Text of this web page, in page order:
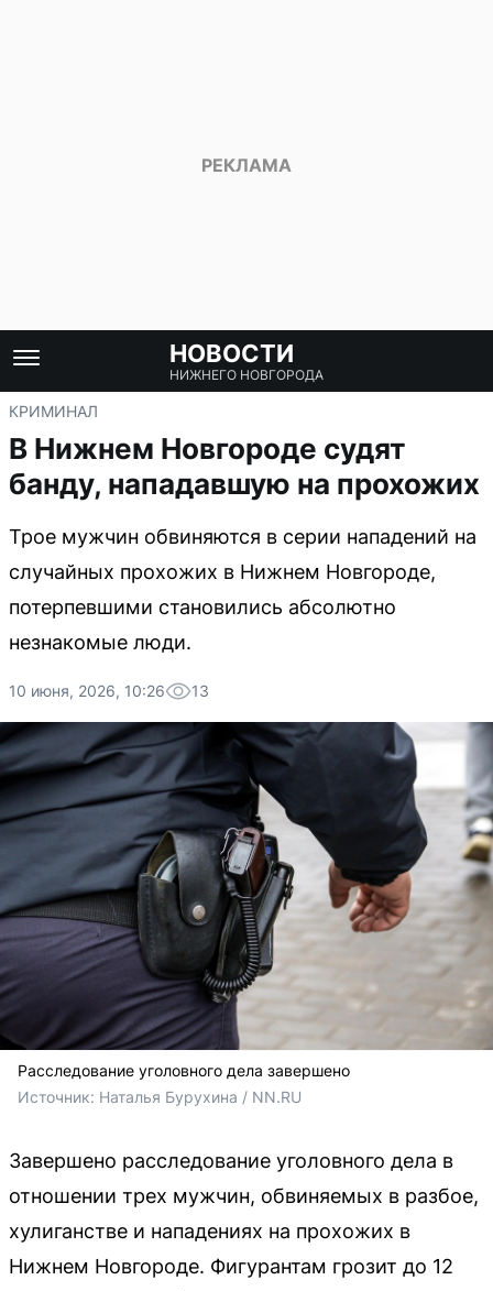
НОВОСТИ
НИЖНЕГО НОВГОРОДА
КРИМИНАЛ
В Нижнем Новгороде судят
банду, нападавшую на прохожих
Трое мужчин обвиняются в серии нападений на
случайных прохожих в Нижнем Новгороде,
потерпевшими становились абсолютно
незнакомые люди.
10 июня, 2026, 10:26 13
Расследование уголовного дела завершено
Источник: Наталья Бурухина / NN.RU
Завершено расследование уголовного дела в
отношении трех мужчин, обвиняемых в разбое,
хулиганстве и нападениях на прохожих в
Нижнем Новгороде. Фигурантам грозит до 12